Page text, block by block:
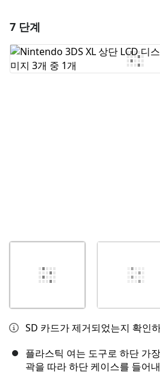
댓글 쓰기
7 단계
SD 카드가 제거되었는지 확인
플라스틱 여는 도구로 하단 가
곽을 따라 하단 케이스를 들어